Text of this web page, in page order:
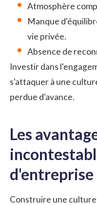
Atmosphère
Manque
vie privée.
Absence de
Investir dans
s'attaquer à une
perdue d'avance.
Les
d'entreprise
Construire une